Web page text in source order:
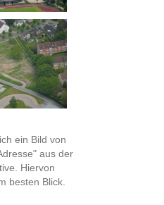
ein Bild von
aus der
Hiervon
besten Blick.